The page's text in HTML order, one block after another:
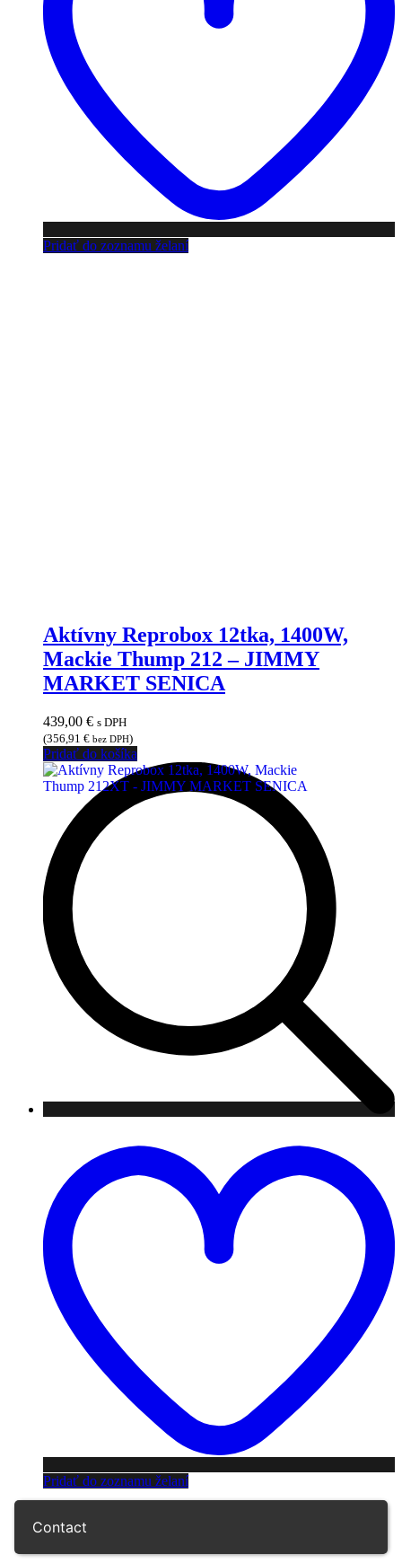
Pridať do zoznamu želaní
Aktívny Reprobox 12tka, 1400W,
Mackie Thump 212 – JIMMY
MARKET SENICA
439,00 € s DPH
(356,91 € bez DPH)
Pridať do košíka
Pridať do zoznamu želaní
Contact